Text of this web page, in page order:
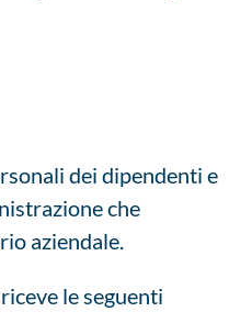
dei dipendenti e
che
aziendale.
le seguenti